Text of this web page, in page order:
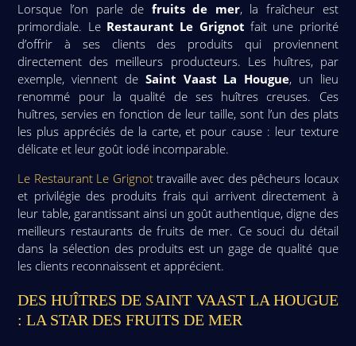
Lorsque l’on parle de fruits de mer, la fraîcheur est
primordiale. Le Restaurant Le Grignot fait une priorité
d’offrir à ses clients des produits qui proviennent
directement des meilleurs producteurs. Les huîtres, par
exemple, viennent de Saint Vaast La Hougue, un lieu
renommé pour la qualité de ses huîtres creuses. Ces
huîtres, servies en fonction de leur taille, sont l’un des plats
les plus appréciés de la carte, et pour cause : leur texture
délicate et leur goût iodé incomparable.
Le Restaurant Le Grignottravaille avec des pêcheurs locaux
et privilégie des produits frais qui arrivent directement à
leur table, garantissant ainsi un goût authentique, digne des
meilleurs restaurants de fruits de mer. Ce souci du détail
dans la sélection des produits est un gage de qualité que
les clients reconnaissent et apprécient.
DES HUÎTRES DE SAINT VAAST LA HOUGUE
: LA STAR DES FRUITS DE MER